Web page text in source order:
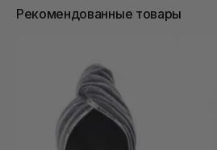
Рекомендованные товары